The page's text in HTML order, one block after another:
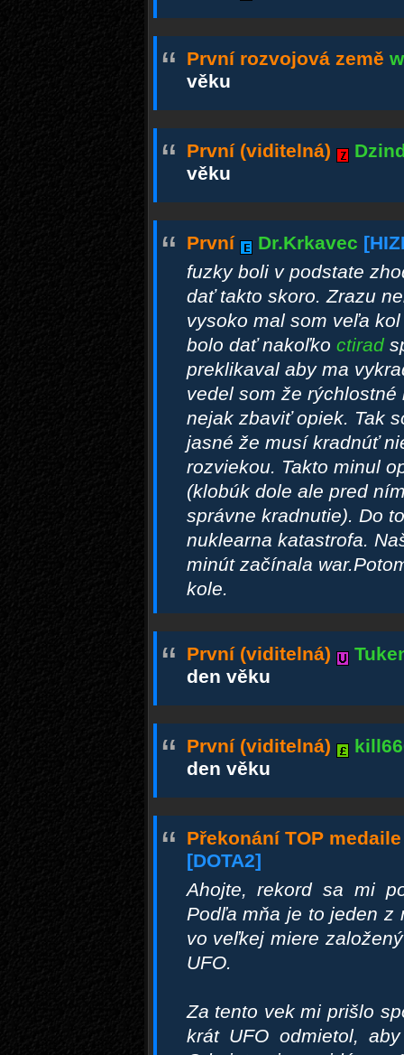
“ První rozvojová země
věku
“ První (viditelná)
věku
“ První Dr.Krkavec
fuzky boli v podstate
dať takto skoro. Zrazu
vysoko mal som veľa
bolo dať nakoľko ctirad
preklikaval aby ma
vedel som že
nejak zbaviť opiek. Tak
jasné že musí kradnúť
rozviekou. Takto minul
(klobúk dole ale pred
správne kradnutie). Do
nuklearna katastrofa.
minút začínala
kole.
“ První (viditelná)
den věku
“ První (viditelná)
den věku
“ Překonání TOP
[DOTA2]
Ahojte, rekord sa mi
Podľa mňa je to jeden z
vo veľkej miere
UFO.
Za tento vek mi prišlo
krát UFO odmietol,